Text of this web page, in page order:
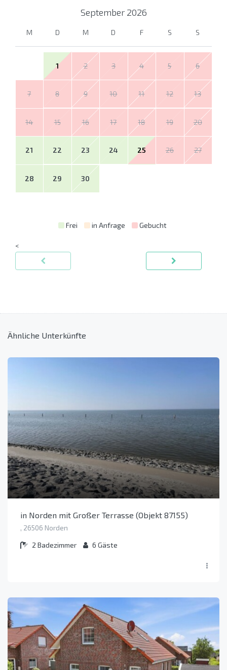
September 2026
M D M D F S S
1 2 3 4 5 6
7 8 9 10 11 12 13
14 15 16 17 18 19 20
21 22 23 24 25 26 27
28 29 30
Frei in Anfrage Gebucht
<
Ähnliche Unterkünfte
in Norden mit Großer Terrasse (Objekt 87155)
, 26506 Norden
2 Badezimmer 6 Gäste